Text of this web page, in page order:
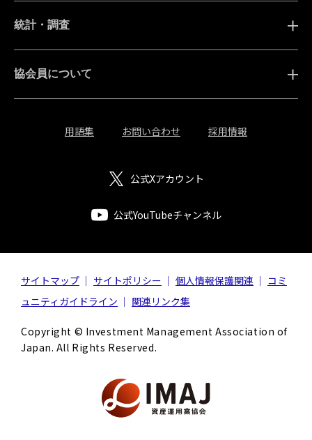
統計・調査
協会員について
用語集 お問い合わせ 採用情報
公式Xアカウント
公式YouTubeチャンネル
サイトマップ サイトポリシー 個人情報保護関連
コミ
ュニティガイドライン
関連リンク集
Copyright © Investment Management Association of
Japan. All Rights Reserved.